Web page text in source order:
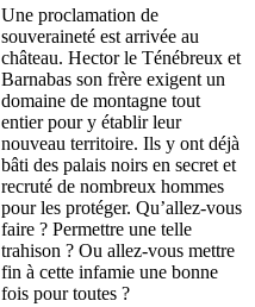
Une proclamation de
souveraineté est arrivée au
château. Hector le Ténébreux et
Barnabas son frère exigent un
domaine de montagne tout
entier pour y établir leur
nouveau territoire. Ils y ont déjà
bâti des palais noirs en secret et
recruté de nombreux hommes
pour les protéger. Qu’allez-vous
faire ? Permettre une telle
trahison ? Ou allez-vous mettre
fin à cette infamie une bonne
fois pour toutes ?